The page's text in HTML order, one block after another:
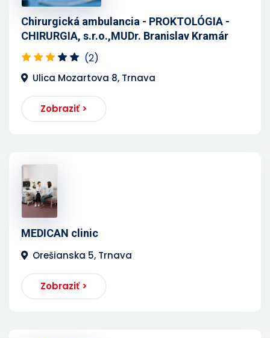
Chirurgická ambulancia - PROKTOLÓGIA -
CHIRURGIA, s.r.o.,MUDr. Branislav Kramár
(2)
Ulica Mozartova 8, Trnava
Zobraziť >
MEDICAN clinic
Orešianska 5, Trnava
Zobraziť >